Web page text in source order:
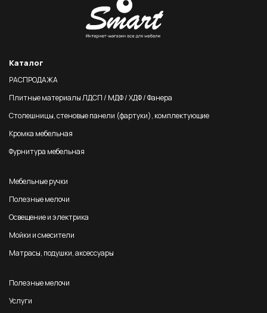
Каталог
РАСПРОДАЖА
Плитные материалы ЛДСП / МДФ / ХДФ / Фанера
Столешницы, стеновые панели (фартуки), комплектующие
Кромка мебельная
Фурнитура мебельная
Мебельные ручки
Полезные мелочи
Освещение и электрика
Мойки и смесители
Матрасы, подушки, аксессуары
Полезные мелочи
Услуги